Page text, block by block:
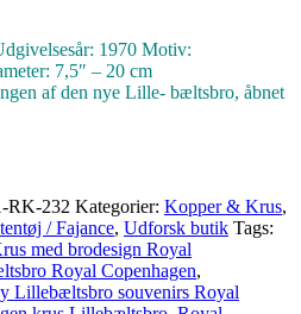
1970 Motiv:
7,5″ – 20 cm
af den nye Lille- bæltsbro, åbnet
RK-232 Kategorier: Kopper & Krus,
/ Fajance, Udforsk butik Tags:
med brodesign Royal
Royal Copenhagen,
Lillebæltsbro souvenirs Royal